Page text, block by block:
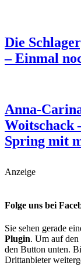
Die
– Einmal
Anna-
Woitschack
Spring mit
Anzeige
Folge uns bei
Sie sehen gerade
Plugin. Um auf
den Button unten.
Drittanbieter